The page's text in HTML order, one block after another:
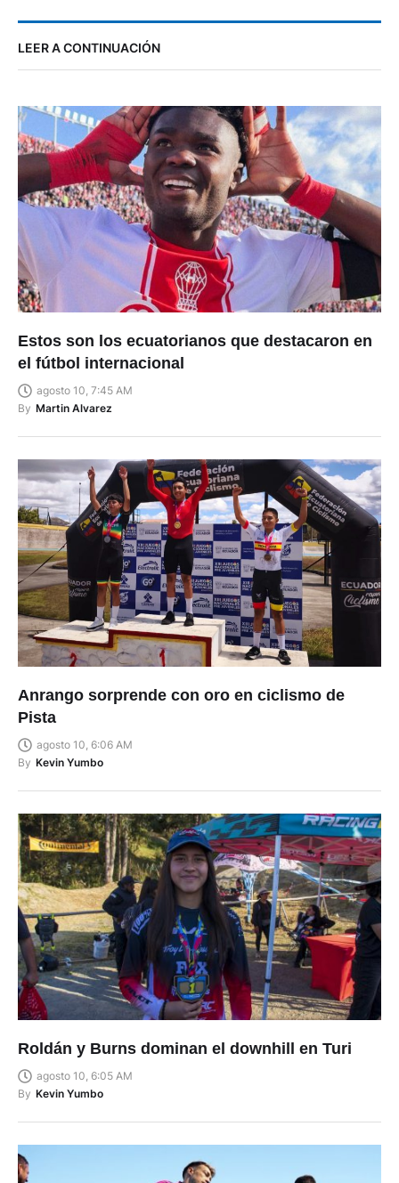
LEER A CONTINUACIÓN
Estos son los ecuatorianos que destacaron en
el fútbol internacional
agosto 10, 7:45 AM
By Martin Alvarez
Anrango sorprende con oro en ciclismo de
Pista
agosto 10, 6:06 AM
By Kevin Yumbo
Roldán y Burns dominan el downhill en Turi
agosto 10, 6:05 AM
By Kevin Yumbo